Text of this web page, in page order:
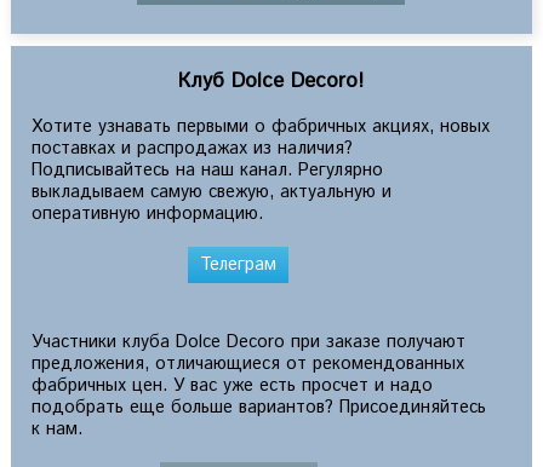
Клуб Dolce Decoro!
Хотите узнавать первыми о фабричных акциях, новых
поставках и распродажах из наличия?
Подписывайтесь на наш канал. Регулярно
выкладываем самую свежую, актуальную и
оперативную информацию.
Телеграм
Участники клуба Dolce Decoro при заказе получают
предложения, отличающиеся от рекомендованных
фабричных цен. У вас уже есть просчет и надо
подобрать еще больше вариантов? Присоединяйтесь
к нам.